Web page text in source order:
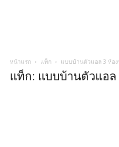
หน้าแรก แท็ก แบบบ้านตัวแอล 3 ห้อ
แท็ก: แบบบ้านตัวแอ